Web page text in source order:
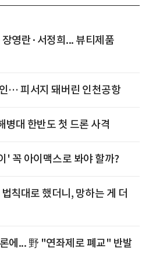
영란·서정희... 뷰티제품
… 피서지 돼버린 인천공항
병대 한반도 첫 드론 사격
' 꼭 아이맥스로 봐야 할까?
칙대로 했더니, 망하는 게 더
에... 野 "연좌제로 폐교" 반발